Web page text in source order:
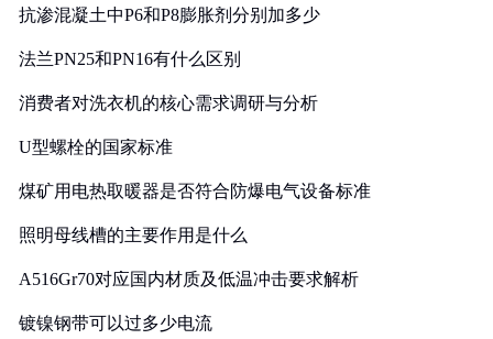
抗渗混凝土中P6和P8膨胀剂分别加多少
法兰PN25和PN16有什么区别
消费者对洗衣机的核心需求调研与分析
U型螺栓的国家标准
煤矿用电热取暖器是否符合防爆电气设备标准
照明母线槽的主要作用是什么
A516Gr70对应国内材质及低温冲击要求解析
镀镍钢带可以过多少电流